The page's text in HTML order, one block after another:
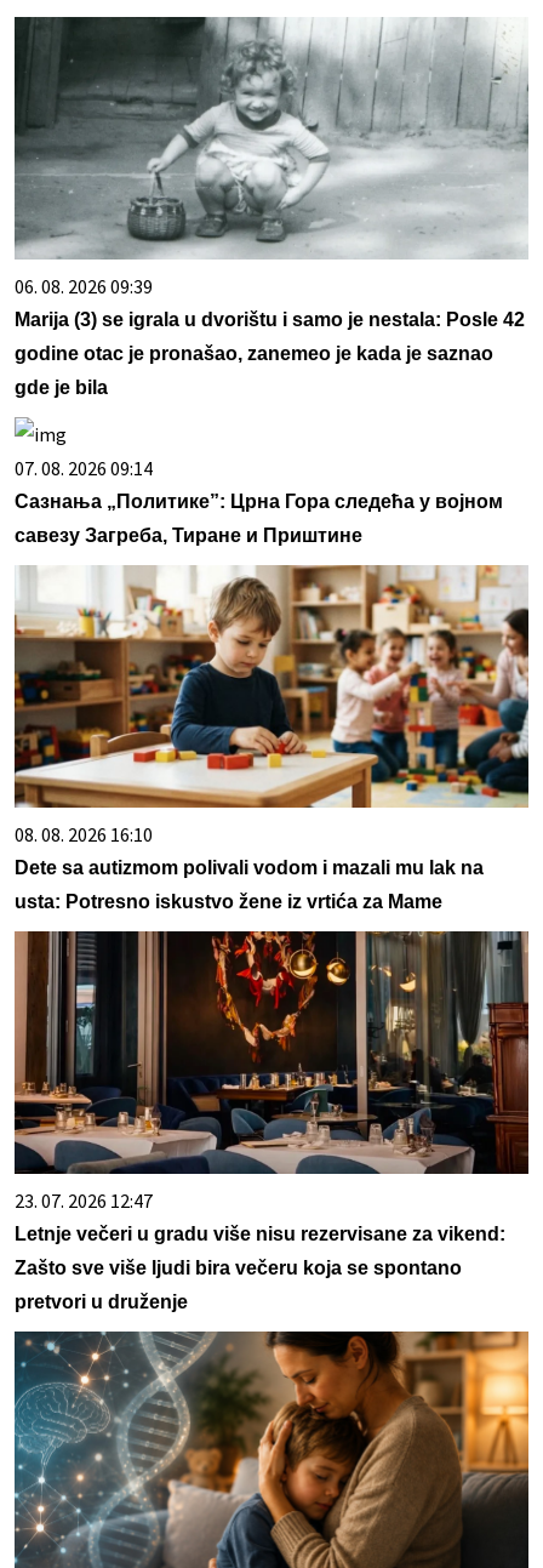
06. 08. 2026 09:39
Marija (3) se igrala u dvorištu i samo je nestala: Posle 42
godine otac je pronašao, zanemeo je kada je saznao
gde je bila
07. 08. 2026 09:14
Сазнања „Политике”: Црна Гора следећа у војном
савезу Загреба, Тиране и Приштине
08. 08. 2026 16:10
Dete sa autizmom polivali vodom i mazali mu lak na
usta: Potresno iskustvo žene iz vrtića za Mame
23. 07. 2026 12:47
Letnje večeri u gradu više nisu rezervisane za vikend:
Zašto sve više ljudi bira večeru koja se spontano
pretvori u druženje